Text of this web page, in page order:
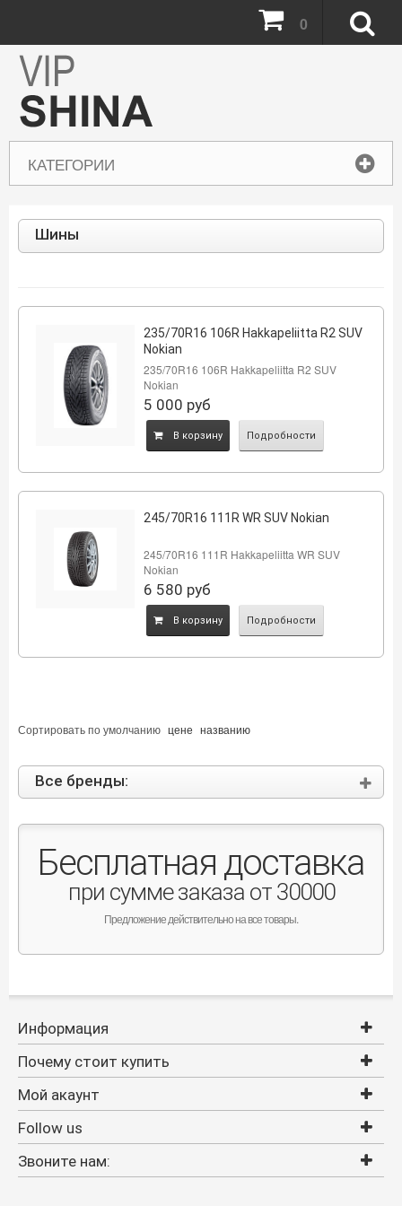
КАТЕГОРИИ
0
Шины
235/70R16 106R Hakkapeliitta R2 SUV
Nokian
235/70R16 106R Hakkapeliitta R2 SUV
Nokian
5 000 руб
B корзину Подробности
245/70R16 111R WR SUV Nokian
245/70R16 111R Hakkapeliitta WR SUV
Nokian
6 580 руб
B корзину Подробности
Сортировать поумолчанию цене названию
Все бренды:
Бесплатная доставка
при сумме заказа от 30000
Предложение действительно на все товары.
Информация
Почему стоит купить
Мой акаунт
Follow us
Звоните нам: